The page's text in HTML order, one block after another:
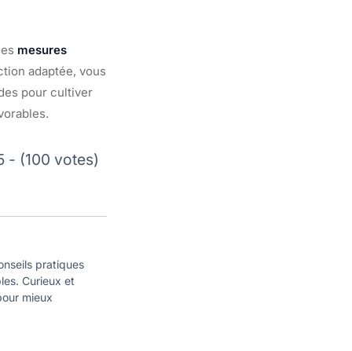
mesures
adaptée, vous
pour cultiver
- (100 votes)
pratiques
Curieux et
mieux